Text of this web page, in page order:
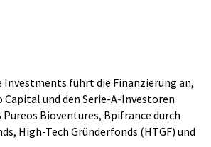
Investments führt die Finanzierung an,
und den Serie-A-Investoren
Pureos Bioventures, Bpifrance durch
High-Tech Gründerfonds (HTGF) und